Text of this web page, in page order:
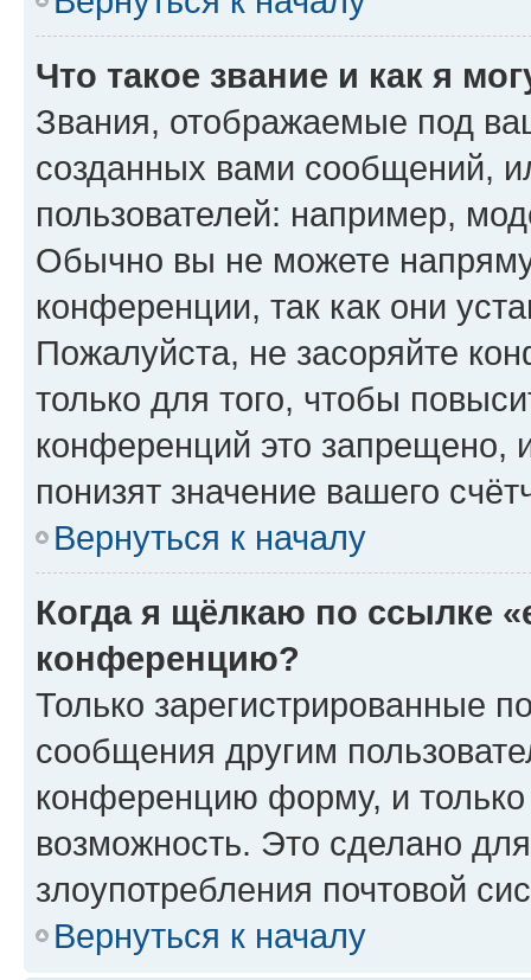
Что такое звание и как я
Звания, отображаемые под
созданных вами сообщений,
пользователей: например,
Обычно вы не можете
конференции, так как они
Пожалуйста, не засоряйте
только для того, чтобы
конференций это запрещено,
понизят значение вашего
Вернуться к началу
Когда я щёлкаю по ссылке
конференцию?
Только зарегистрированные
сообщения другим
конференцию форму, и
возможность. Это сделано
злоупотребления почтовой
Вернуться к началу